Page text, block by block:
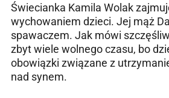
Świecianka Kamila Wolak
wychowaniem dzieci. Jej mąż
spawaczem. Jak mówi
zbyt wiele wolnego czasu, bo
obowiązki związane z
nad synem.